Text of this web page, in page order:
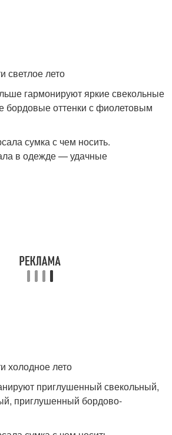
светлое лето
гармонируют яркие свекольные
бордовые оттенки с фиолетовым
холодное лето
приглушенный свекольный,
приглушенный бордово-